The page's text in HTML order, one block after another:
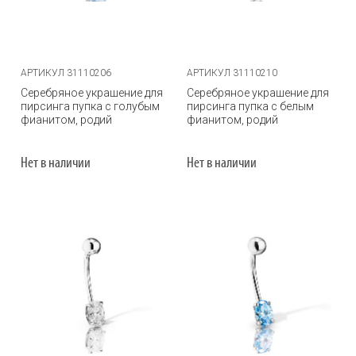
АРТИКУЛ 31110206
Серебряное украшение для
пирсинга пупка с голубым
фианитом, родий
Нет в наличии
АРТИКУЛ 31110210
Серебряное украшение для
пирсинга пупка с белым
фианитом, родий
Нет в наличии